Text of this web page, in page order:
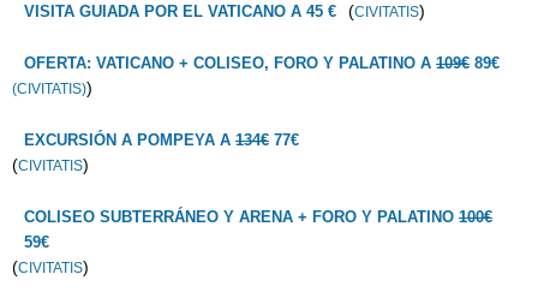
VISITA GUIADA POR EL VATICANO A 45 € (CIVITATIS)
OFERTA: VATICANO + COLISEO, FORO Y PALATINO A 109€ 89€
(CIVITATIS))
EXCURSIÓN A POMPEYA A 134€ 77€
(CIVITATIS)
COLISEO SUBTERRÁNEO Y ARENA + FORO Y PALATINO 100€
59€
(CIVITATIS)